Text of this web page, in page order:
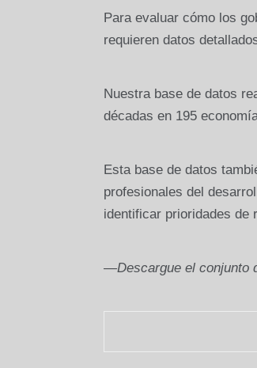
Para evaluar cómo los
requieren datos
Nuestra base de datos
décadas en 195
Esta base de datos
profesionales del
identificar prioridades de
—Descargue el conjunto